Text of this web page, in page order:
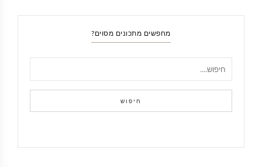
מחפשים מתכונים מסוים?
חיפוש